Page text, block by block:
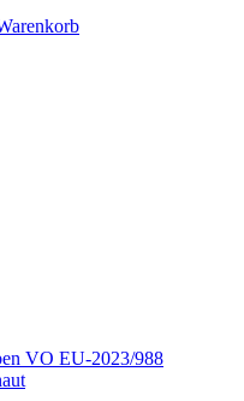
VO EU-2023/988